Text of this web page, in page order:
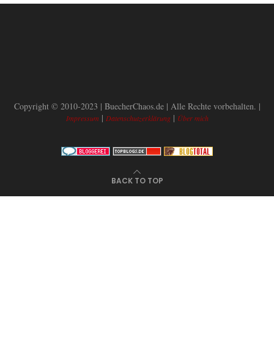
Copyright © 2010-2023 | BuecherChaos.de | Alle Rechte vorbehalten. |
Impressum | Datenschutzerklärung| Über mich
BACK TO TOP